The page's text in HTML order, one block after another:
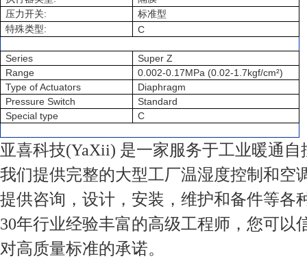
压力开关:
标准型
特殊类型: C
Series
Super Z
Range
0.002-0.17MPa (0.02-1.7kgf/cm²)
Type of Actuators
Diaphragm
Pressure Switch
Standard
Special type
C
亚喜科技(YaXii) 是一家服务于工业暖通自
我们提供完整的大型工厂温湿度控制和空
提供咨询，设计，安装，维护和备件等各
30年行业经验丰富的高级工程师，您可以
对高质量标准的承诺。